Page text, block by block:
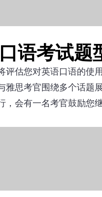
语考试题
评估您对英语口语的使
雅思考官围绕多个话题
，会有一名考官鼓励您